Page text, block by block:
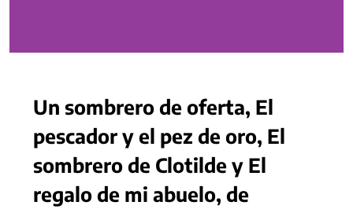
Un sombrero de oferta, El
pescador y el pez de oro, El
sombrero de Clotilde y El
regalo de mi abuelo, de